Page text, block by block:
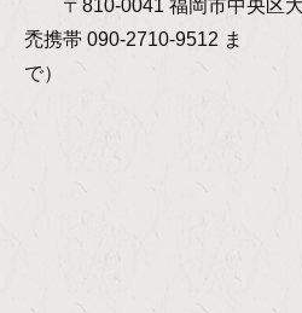
〒810-0041 福岡市中央区
禿携帯 090-2710-9512 ま
で